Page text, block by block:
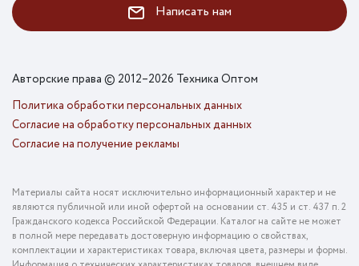
Написать нам
Авторские права © 2012–2026 Техника Оптом
Политика обработки персональных данных
Согласие на обработку персональных данных
Согласие на получение рекламы
Материалы сайта носят исключительно информационный характер и не
являются публичной или иной офертой на основании ст. 435 и ст. 437 п. 2
Гражданского кодекса Российской Федерации. Каталог на сайте не может
в полной мере передавать достоверную информацию о свойствах,
комплектации и характеристиках товара, включая цвета, размеры и формы.